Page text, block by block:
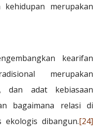
merupakan
kearifan
merupakan
dan adat kebiasaan
bagaimana relasi di
dibangun.[24]